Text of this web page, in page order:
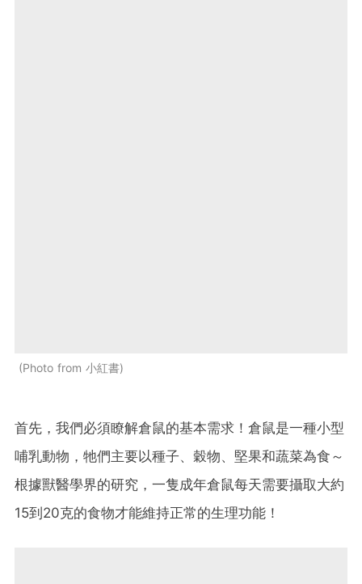
Photo from 小紅書
首先，我們必須瞭解倉鼠的基本需求！倉鼠是一種小型
哺乳動物，牠們主要以種子、穀物、堅果和蔬菜為食～
根據獸醫學界的研究，一隻成年倉鼠每天需要攝取大約
15到20克的食物才能維持正常的生理功能！